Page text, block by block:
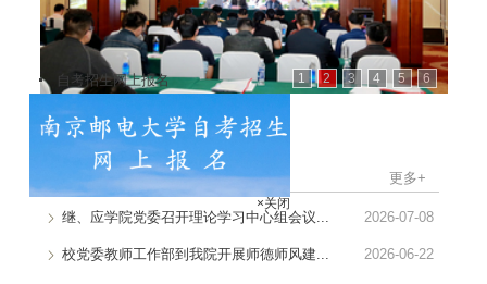
1 2 3 4 5 6
学院新闻 更多+
继、应学院党委召开理论学习中心组会议... 2026-07-08
校党委教师工作部到我院开展师德师风建... 2026-06-22
自考招生网上报名
×关闭